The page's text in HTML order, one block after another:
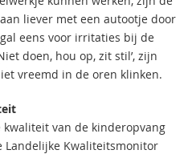
liever met een autootje door
eens voor irritaties bij de
doen, hou op, zit stil’, zijn
vreemd in de oren klinken.
van de kinderopvang
Kwaliteitsmonitor